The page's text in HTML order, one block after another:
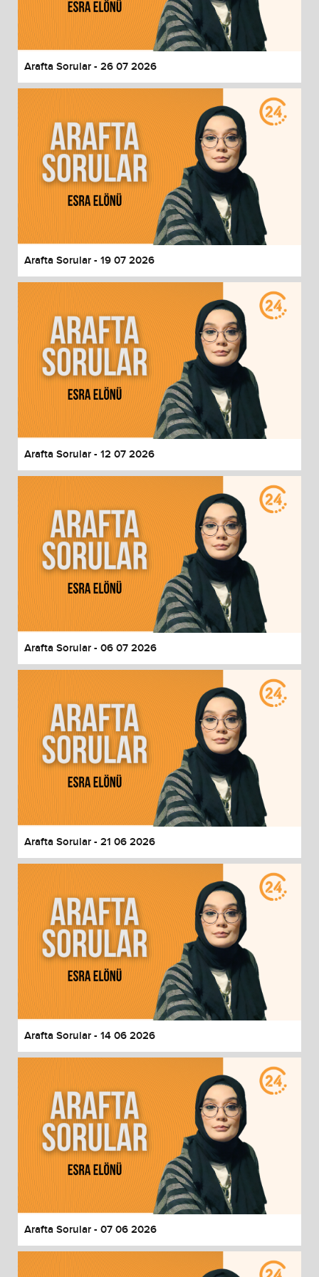
End of dialog window.
Arafta Sorular - 26 07 2026
Arafta Sorular - 19 07 2026
Arafta Sorular - 12 07 2026
Arafta Sorular - 06 07 2026
Arafta Sorular - 21 06 2026
Arafta Sorular - 14 06 2026
Arafta Sorular - 07 06 2026